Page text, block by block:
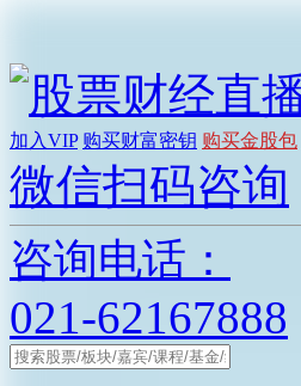
加入VIP 购买财富密钥 购买金股包
微信扫码咨询
咨询电话：
021-62167888